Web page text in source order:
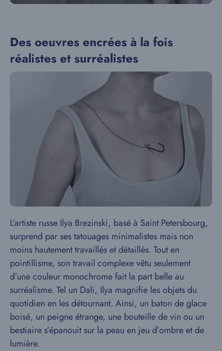
Des oeuvres encrées à la fois
réalistes et surréalistes
L’artiste russe Ilya Brezinski, basé à Saint Petersbourg,
surprend par ses tatouages minimalistes mais non
moins hautement travaillés et détaillés. Tout en
pointillisme, son travail complexe vêtu seulement
d’une couleur monochrome fait la part belle au
surréalisme. Tel un Dali, Ilya magnifie les objets du
quotidien en les détournant. Ainsi, un baton de glace
boisé, un peigne étrange, une bouteille de vin ou un
bestiaire s’épanouit sur la peau en jeu d’ombre et de
lumière.